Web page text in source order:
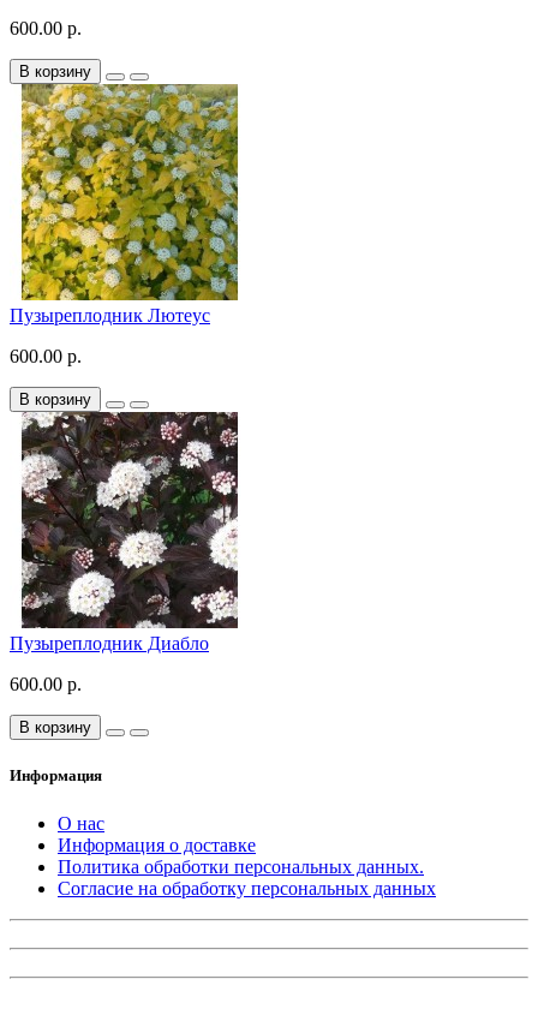
600.00 р.
В корзину
Пузыреплодник Лютеус
600.00 р.
В корзину
Пузыреплодник Диабло
600.00 р.
В корзину
Информация
О нас
Информация о доставке
Политика обработки персональных данных.
Согласие на обработку персональных данных